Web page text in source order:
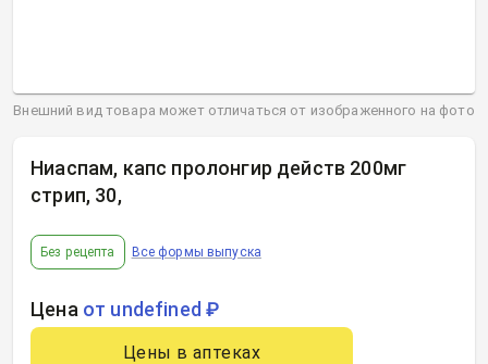
Ниаспам, капс пролонгир действ 200мг
стрип, 30,
Без рецепта Все формы выпуска
Цена от undefined ₽
Цены в аптеках
Внешний вид товара может отличаться от изображенного на фото